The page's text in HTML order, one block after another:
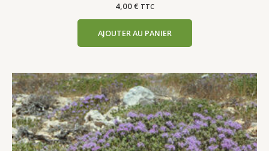
4,00€ TTC
AJOUTER AU PANIER